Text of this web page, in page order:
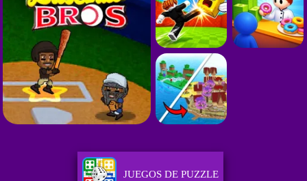
JUEGOS DE PUZZLE